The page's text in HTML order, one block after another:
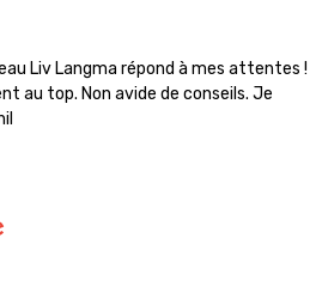
Liv Langma répond à mes attentes !
au top. Non avide de conseils. Je